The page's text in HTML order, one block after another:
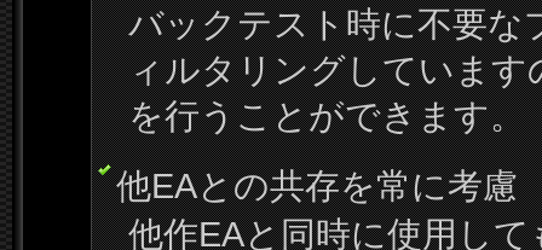
バックテスト時に不要な
ィルタリングしていま
を行うことができます。
他EAとの共存を常に考慮
他作EAと同時に使用し